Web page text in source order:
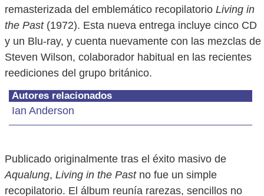
remasterizada del emblemático recopilatorio Living in
the Past(1972). Esta nueva entrega incluye cinco CD
y un Blu-ray, y cuenta nuevamente con las mezclas de
Steven Wilson, colaborador habitual en las recientes
reediciones del grupo británico.
Autores relacionados
Ian Anderson
Publicado originalmente tras el éxito masivo de
Aqualung, Living in the Pastno fue un simple
recopilatorio. El álbum reunía rarezas, sencillos no